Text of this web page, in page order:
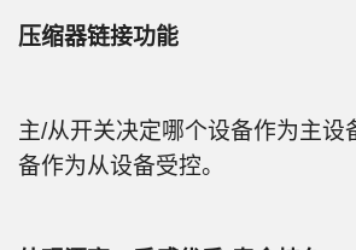
压缩器链接功能
主/从开关决定哪个设备作为主设
备作为从设备受控。